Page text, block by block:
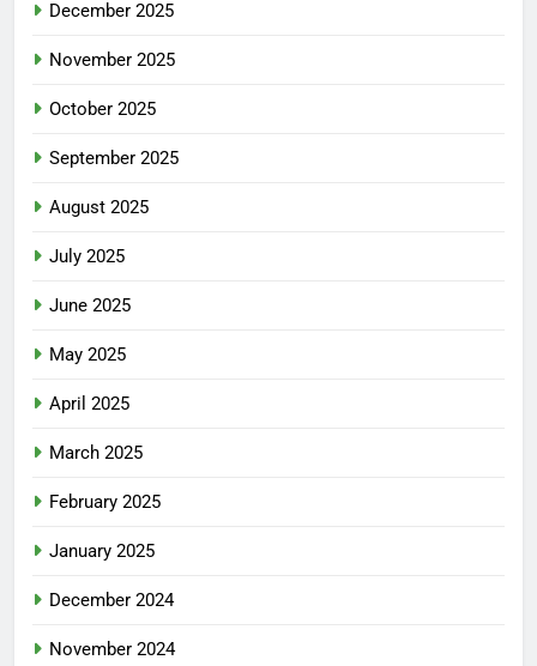
December 2025
November 2025
October 2025
September 2025
August 2025
July 2025
June 2025
May 2025
April 2025
March 2025
February 2025
January 2025
December 2024
November 2024